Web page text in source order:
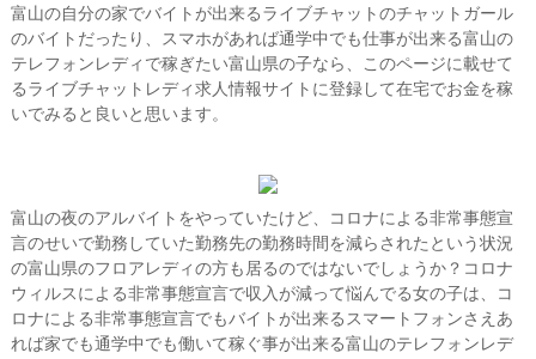
富山の自分の家でバイトが出来るライブチャットのチャットガール
のバイトだったり、スマホがあれば通学中でも仕事が出来る富山の
テレフォンレディで稼ぎたい富山県の子なら、このページに載せて
るライブチャットレディ求人情報サイトに登録して在宅でお金を稼
いでみると良いと思います。
富山の夜のアルバイトをやっていたけど、コロナによる非常事態宣
言のせいで勤務していた勤務先の勤務時間を減らされたという状況
の富山県のフロアレディの方も居るのではないでしょうか？コロナ
ウィルスによる非常事態宣言で収入が減って悩んでる女の子は、コ
ロナによる非常事態宣言でもバイトが出来るスマートフォンさえあ
れば家でも通学中でも働いて稼ぐ事が出来る富山のテレフォンレデ